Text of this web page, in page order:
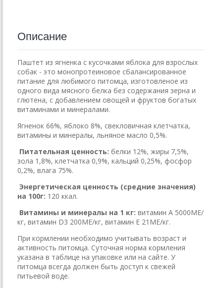
Описание
Паштет из ягненка с кусочками яблока для взрослых
собак - это монопротеиновое сбалансированное
питание для любимого питомца, изготовленое из
одного вида мясного белка без содержания зерна и
глютена, с добавлением овощей и фруктов богатых
витаминами и минералами.
Ягненок 66%, яблоко 8%, свекловичная клетчатка,
витамины и минералы, льняное масло 0,5%.
Питательная ценность: белки 12%, жиры 7,5%,
зола 1,8%, клетчатка 0,9%, кальций 0,25%, фосфор
0,2%, влага 75%.
Энергетическая ценность (средние значения)
на 100г: 120 ккал.
Витамины и минералы на 1 кг: витамин А 5000МЕ/
кг, витамин D3 200МЕ/кг, витамин Е 21МЕ/кг.
При кормлении необходимо учитывать возраст и
активность питомца. Суточная норма кормления
указана в таблице на упаковке или на сайте. У
питомца всегда должен быть доступ к свежей
питьевой воде.